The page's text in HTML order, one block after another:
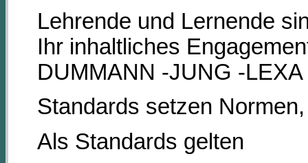
Lehrende und Lernende
Ihr inhaltliches
DUMMANN -JUNG -
Standards setzen
Als Standards gelten